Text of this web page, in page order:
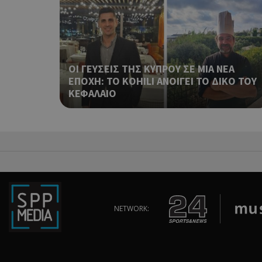
ΟΙ ΓΕΥΣΕΙΣ ΤΗΣ ΚΥΠΡΟΥ ΣΕ ΜΙΑ ΝΕΑ
ΕΠΟΧΗ: ΤΟ KOHILI ΑΝΟΙΓΕΙ ΤΟ ΔΙΚΟ ΤΟΥ
ΚΕΦΑΛΑΙΟ
NETWORK:
takeOverCookie
__cf_bm